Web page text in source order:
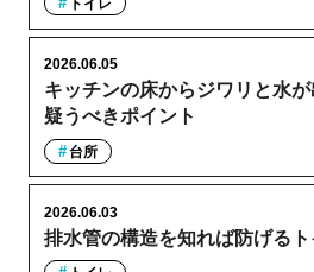
トイレ
キッチンの床からジワリと水
疑うべきポイント
2026.06.05
台所
排水管の構造を知れば防げるト
2026.06.03